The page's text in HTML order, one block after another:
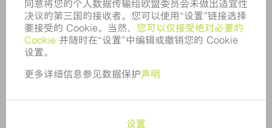
杂志
可持续性
环境和气候
社会和公共事务
企业管理